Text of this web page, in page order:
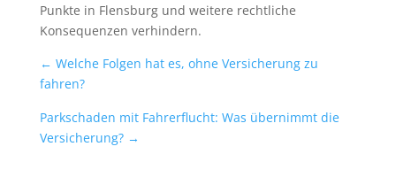
Punkte in Flensburg und weitere rechtliche
Konsequenzen verhindern.
← Welche Folgen hat es, ohne Versicherung zu
fahren?
Parkschaden mit Fahrerflucht: Was übernimmt die
Versicherung?→